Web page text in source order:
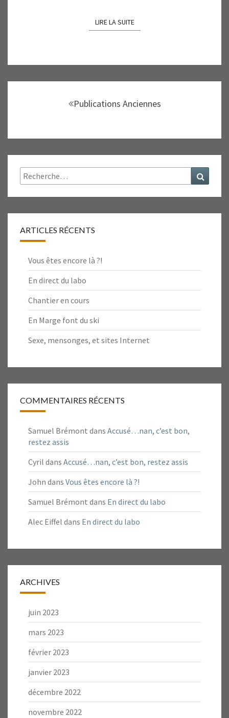
LIRE LA SUITELIRE LA SUITE
articles
Publications Anciennes
Rechercher :
ARTICLES RÉCENTS
Vous êtes encore là ?!
En direct du labo
Chantier en cours
En Marge font du ski
Sexe, mensonges, et sites Internet
COMMENTAIRES RÉCENTS
Samuel Brémont dans Accusé…nan, c’est bon,
restez assis
Cyril dans Accusé…nan, c’est bon, restez assis
John dans Vous êtes encore là ?!
Samuel Brémont dans En direct du labo
Alec Eiffel dans En direct du labo
ARCHIVES
juin 2023
mars 2023
février 2023
janvier 2023
décembre 2022
novembre 2022